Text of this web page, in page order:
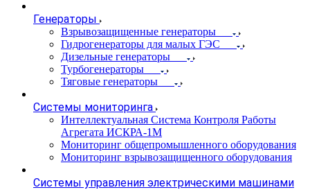
Генераторы
Взрывозащищенные генераторы
Гидрогенераторы для малых ГЭС
Дизельные генераторы
Турбогенераторы
Тяговые генераторы
Системы мониторинга
Интеллектуальная Система Контроля Работы
Агрегата ИСКРА-1М
Мониторинг общепромышленного оборудования
Мониторинг взрывозащищенного оборудования
Системы управления электрическими машинами